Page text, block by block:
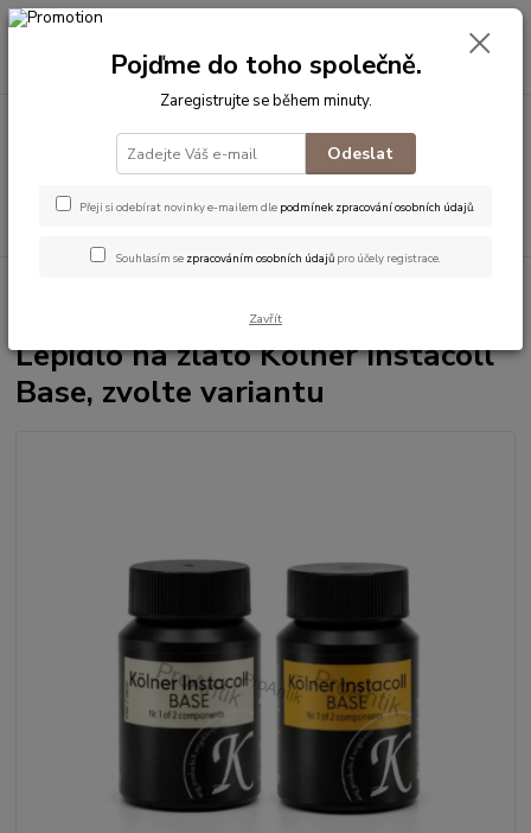
CZK
Hledat
(Po-Pá, 8-18 hod.)
0ks
0 Kč
Lepidlo na zlato Kölner Instacoll
Base, zvolte variantu
Pojďme do toho společně.
Zaregistrujte se během minuty.
Odeslat
Přeji si odebírat novinky e-mailem dle podmínek zpracování osobních údajů.
Souhlasím se zpracováním osobních údajů pro účely registrace.
Zavřít